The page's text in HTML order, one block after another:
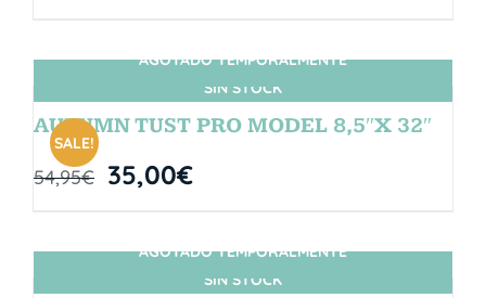
SIN STOCK
SALE!
AGOTADO TEMPORALMENTE
AUTUMN TUST PRO MODEL 8,5″X 32″
54,95€ 35,00€
SIN STOCK
AGOTADO TEMPORALMENTE